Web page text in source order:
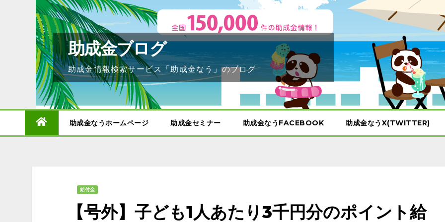
助成金ブログ
助成金情報検索サービス「助成金なう」のブログ
助成金なうホームページ 助成金セミナー 助成金なうFACEBOOK 助成金なうX(TWITTER)
給付金
【号外】子ども1人あたり3千円分のポイント給